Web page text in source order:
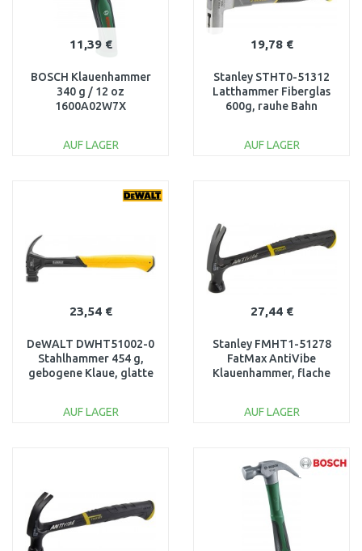
11,39 €
BOSCH Klauenhammer
340 g / 12 oz
1600A02W7X
AUF LAGER
19,78 €
Stanley STHT0-51312
Latthammer Fiberglas
600g, rauhe Bahn
AUF LAGER
23,54 €
DeWALT DWHT51002-0
Stahlhammer 454 g,
gebogene Klaue, glatte
AUF LAGER
27,44 €
Stanley FMHT1-51278
FatMax AntiVibe
Klauenhammer, flache
AUF LAGER
Vergleichen